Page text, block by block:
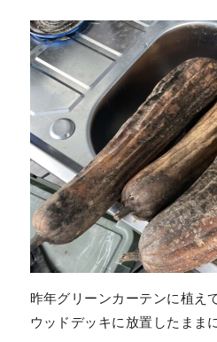
昨年グリーンカーテンに植え
ウッドデッキに放置したまま